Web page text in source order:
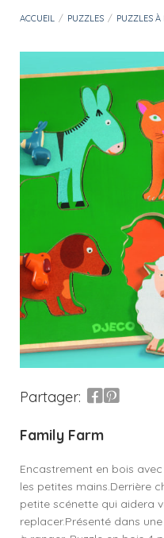
ACCUEIL / PUZZLES / PUZZLES À
Partager:
Family Farm
Encastrement en bois
les petites mains.Derrière
petite scénette qui aidera
replacer.Présenté dans